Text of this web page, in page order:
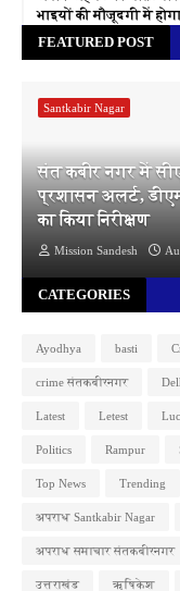
भाइयों की मौजूदगी में
FEATURED POST
Santkabir Nagar
संत कबीर नगर में
प्रशासन अलर्ट,
का किया निरीक्षण
Mission Sandesh
CATEGORIES
Ayodhya basti
crime संतकबीरनगर
Latest Letest
Politics Rampur
Top News Trending
अपराध Santkabir Nagar
अपराध समाचार संतकबीरनगर
उत्तराखंड ऋषिकेश